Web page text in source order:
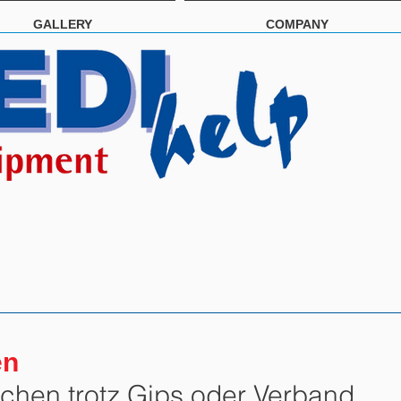
GALLERY COMPANY